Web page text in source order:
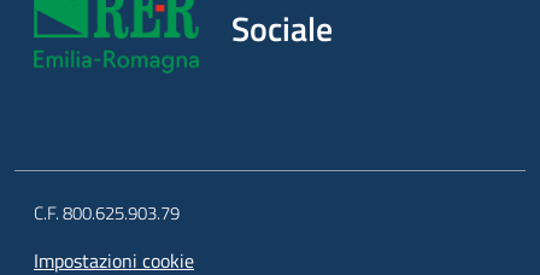
Sociale
C.F. 800.625.903.79
Impostazioni cookie